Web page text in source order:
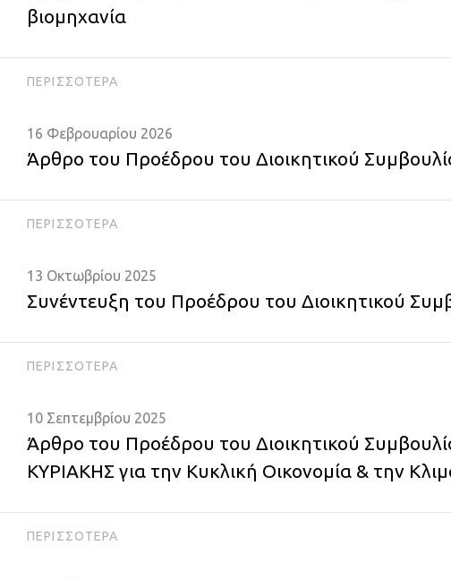
βιομηχανία
ΠΕΡΙΣΣΌΤΕΡΑ
16 Φεβρουαρίου 2026
Άρθρο του Προέδρου του Διοικητικού
ΠΕΡΙΣΣΌΤΕΡΑ
13 Οκτωβρίου 2025
Συνέντευξη του Προέδρου του Διοικητικού
ΠΕΡΙΣΣΌΤΕΡΑ
10 Σεπτεμβρίου 2025
Άρθρο του Προέδρου του Διοικητικού
ΚΥΡΙΑΚΗΣ για την Κυκλική Οικονομία & την
ΠΕΡΙΣΣΌΤΕΡΑ